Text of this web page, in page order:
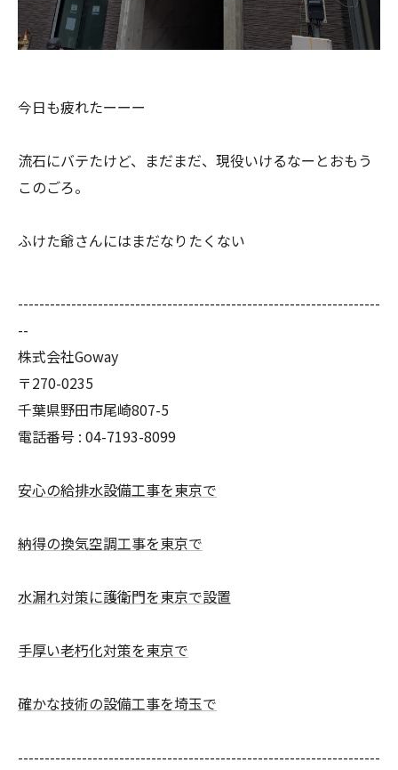
今日も疲れたーーー
流石にバテたけど、まだまだ、現役いけるなーとおもう
このごろ。
ふけた爺さんにはまだなりたくない
--------------------------------------------------------------------
--
株式会社Goway
〒270-0235
千葉県野田市尾崎807-5
電話番号 : 04-7193-8099
安心の給排水設備工事を東京で
納得の換気空調工事を東京で
水漏れ対策に護衛門を東京で設置
手厚い老朽化対策を東京で
確かな技術の設備工事を埼玉で
--------------------------------------------------------------------